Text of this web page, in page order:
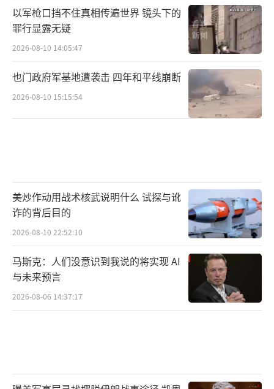
以军枪口挡不住真相传遍世界 镜头下的
罪行显露无疑
2026-08-10 14:05:47
也门政府军基地遭袭击 四年和平线崩断
2026-08-10 15:15:54
美炒作动用战术核武说明什么 试探与讹
诈的背后目的
2026-08-10 22:52:10
马斯克：人们没意识到我说的将实现 AI
与未来预言
2026-08-06 14:37:17